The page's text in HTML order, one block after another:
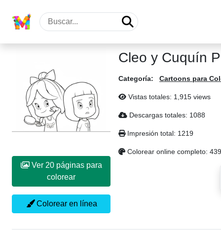
Ver 20 páginas para
colorear
Colorear en línea
Cleo y Cuquín
Categoría: Cartoons para
Vistas totales: 1,915 views
Descargas totales: 1088
Impresión total: 1219
Colorear online completo: 439